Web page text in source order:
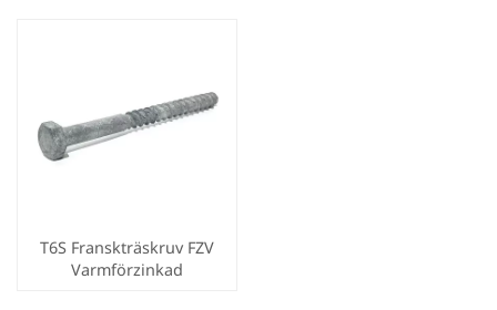
T6S Franskträskruv FZV
Varmförzinkad